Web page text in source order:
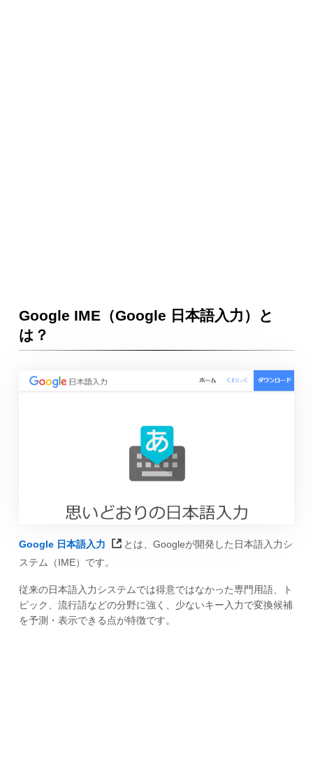
Google IME（Google 日本語入力）と
は？
Google 日本語入力
とは、Googleが開発した日本語入力シ
ステム（IME）です。
従来の日本語入力システムでは得意ではなかった専門用語、ト
ピック、流行語などの分野に強く、少ないキー入力で変換候補
を予測・表示できる点が特徴です。